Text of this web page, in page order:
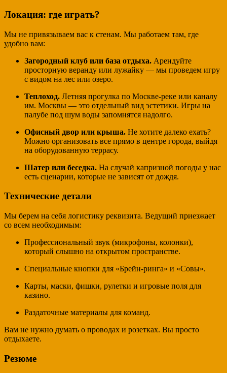
Локация: где играть?
Мы не привязываем вас к стенам. Мы работаем там, где
удобно вам:
Загородный клуб или база отдыха. Арендуйте
просторную веранду или лужайку — мы проведем игру
с видом на лес или озеро.
Теплоход. Летняя прогулка по Москве-реке или каналу
им. Москвы — это отдельный вид эстетики. Игры на
палубе под шум воды запомнятся надолго.
Офисный двор или крыша. Не хотите далеко ехать?
Можно организовать все прямо в центре города, выйдя
на оборудованную террасу.
Шатер или беседка. На случай капризной погоды у нас
есть сценарии, которые не зависят от дождя.
Технические детали
Мы берем на себя логистику реквизита. Ведущий приезжает
со всем необходимым:
Профессиональный звук (микрофоны, колонки),
который слышно на открытом пространстве.
Специальные кнопки для «Брейн-ринга» и «Совы».
Карты, маски, фишки, рулетки и игровые поля для
казино.
Раздаточные материалы для команд.
Вам не нужно думать о проводах и розетках. Вы просто
отдыхаете.
Резюме